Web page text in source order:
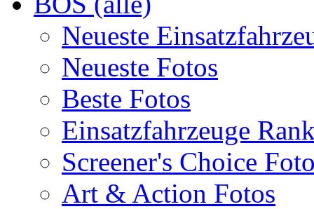
Neueste
Neueste Fotos
Beste Fotos
Einsatzfahrzeuge
Screener's Choice
Art & Action Fotos